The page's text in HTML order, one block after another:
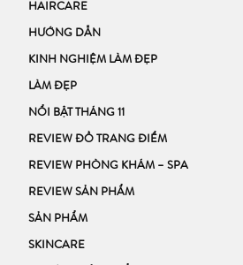
HAIRCARE
HƯỚNG DẪN
KINH NGHIỆM LÀM ĐẸP
LÀM ĐẸP
NỔI BẬT THÁNG 11
REVIEW ĐỒ TRANG ĐIỂM
REVIEW PHÒNG KHÁM – SPA
REVIEW SẢN PHẨM
SẢN PHẨM
SKINCARE